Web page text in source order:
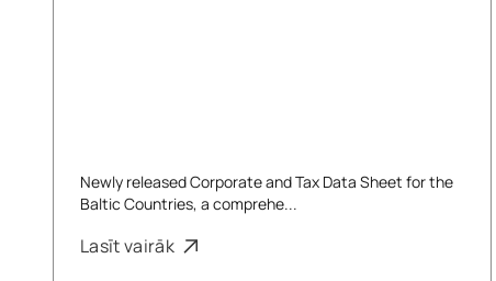
Newly released Corporate and Tax Data Sheet for the
Baltic Countries, a comprehe...
Lasīt vairāk